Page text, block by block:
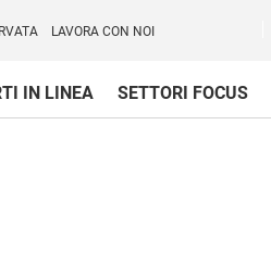
LAVORA CON NOI
IN LINEA
SETTORI FOCUS